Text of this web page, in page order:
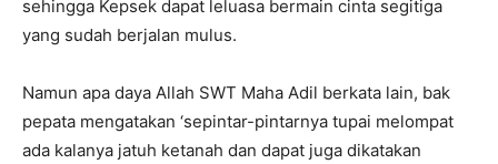
sehingga Kepsek dapat leluasa bermain cinta segitiga
yang sudah berjalan mulus.
Namun apa daya Allah SWT Maha Adil berkata lain, bak
pepata mengatakan ‘sepintar-pintarnya tupai melompat
ada kalanya jatuh ketanah dan dapat juga dikatakan